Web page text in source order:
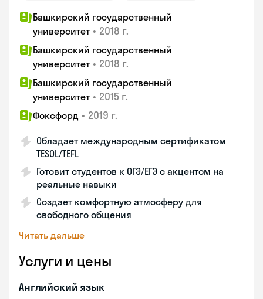
Башкирский государственный
университет • 2018 г.
Башкирский государственный
университет • 2018 г.
Башкирский государственный
университет • 2015 г.
Фоксфорд • 2019 г.
Обладает международным сертификатом
TESOL/TEFL
Готовит студентов к ОГЭ/ЕГЭ с акцентом на
реальные навыки
Создает комфортную атмосферу для
свободного общения
Читать дальше
Услуги и цены
Английский язык